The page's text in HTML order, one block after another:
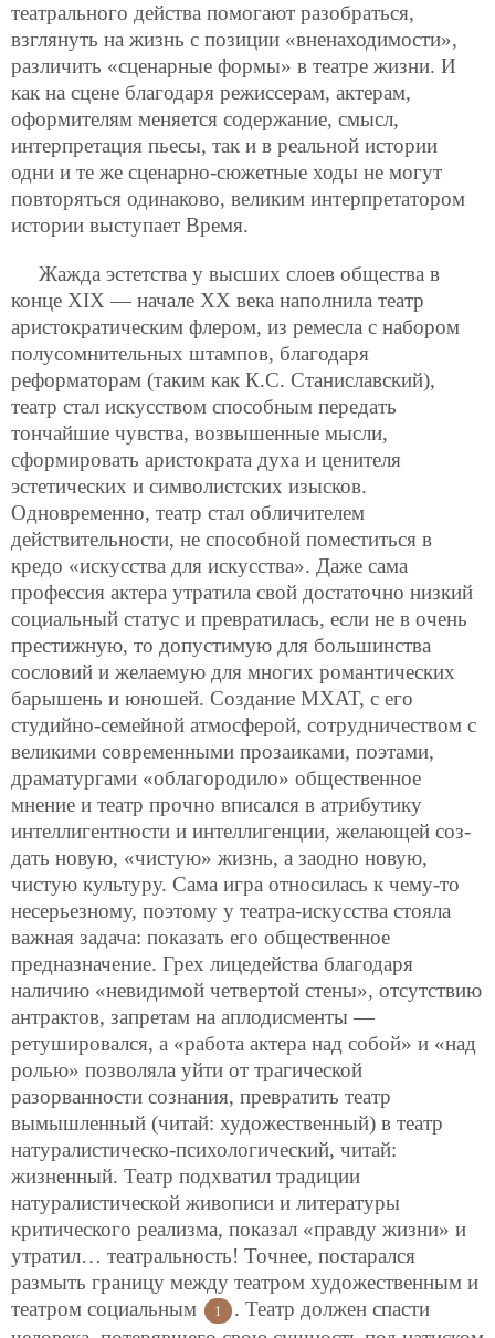
театрального действа помогают разобраться,
взглянуть на жизнь с позиции «вненаходимости»,
различить «сценарные формы» в театре жизни. И
как на сцене благодаря режиссерам, актерам,
оформителям меняется содержание, смысл,
интерпретация пьесы, так и в реальной истории
одни и те же сценарно-сюжетные ходы не могут
повторяться одинаково, великим интерпретатором
истории выступает Время.
Жажда эстетства у высших слоев общества в
конце ХIХ — начале ХХ века наполнила театр
аристократическим флером, из ремесла с набором
полусомнительных штампов, благодаря
реформаторам (таким как К.С. Станиславский),
театр стал искусством способным передать
тончайшие чувства, возвышенные мысли,
сформировать аристократа духа и ценителя
эстетических и символистских изысков.
Одновременно, театр стал обличителем
действительности, не способной поместиться в
кредо «искусства для искусства». Даже сама
профессия актера утратила свой достаточно низкий
социальный статус и превратилась, если не в очень
престижную, то допустимую для большинства
сословий и желаемую для многих романтических
барышень и юношей. Создание МХАТ, с его
студийно-семейной атмосферой, сотрудничеством с
великими современными прозаиками, поэтами,
драматургами «облагородило» общественное
мнение и театр прочно вписался в атрибутику
интеллигентности и интеллигенции, желающей соз-
дать новую, «чистую» жизнь, а заодно новую,
чистую культуру. Сама игра относилась к чему-то
несерьезному, поэтому у театра-искусства стояла
важная задача: показать его общественное
предназначение. Грех лицедейства благодаря
наличию «невидимой четвертой стены», отсутствию
антрактов, запретам на аплодисменты —
ретушировался, а «работа актера над собой» и «над
ролью» позволяла уйти от трагической
разорванности сознания, превратить театр
вымышленный (читай: художественный) в театр
натуралистическо-психологический, читай:
жизненный. Театр подхватил традиции
натуралистической живописи и литературы
критического реализма, показал «правду жизни» и
утратил… театральность! Точнее, постарался
размыть границу между театром художественным и
театром социальным
1
. Театр должен спасти